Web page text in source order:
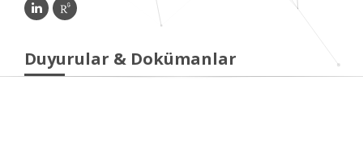
Duyurular & Dokümanlar